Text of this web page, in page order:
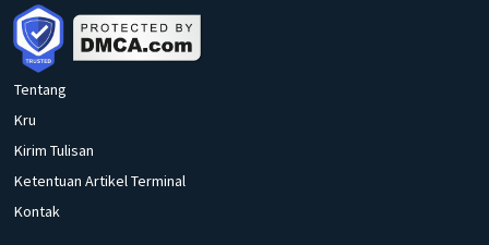
Tentang
Kru
Kirim Tulisan
Ketentuan Artikel Terminal
Kontak